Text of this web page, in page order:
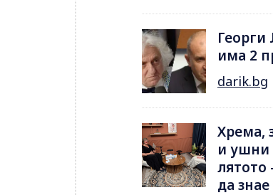
Георги
има 2
darik.bg
Хрема,
и ушни
лятотo
да